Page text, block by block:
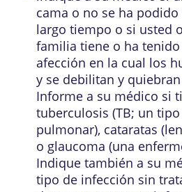
cama o no se ha
largo tiempo o si usted
familia tiene o ha
afección en la cual los
y se debilitan y
Informe a su médico si
tuberculosis (TB; un
pulmonar), cataratas
o glaucoma (una
Indique también a su
tipo de infección sin